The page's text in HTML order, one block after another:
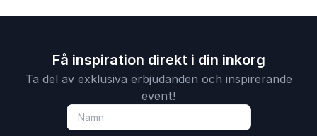
Få inspiration direkt i din inkorg
Ta del av exklusiva erbjudanden och inspirerande
event!